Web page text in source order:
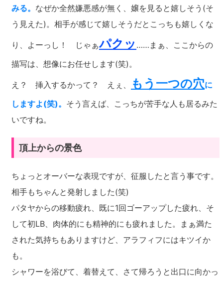
みる。 なぜか全然嫌悪感が無く、嬢を見ると嬉しそう(そ
う見えた)。相手が感じて嬉しそうだとこっちも嬉しくな
り、よーっし！ じゃぁパクッ ……まぁ、ここからの
描写は、想像にお任せします(笑)。
え？ 挿入するかって？ えぇ、 もう一つの穴に
しますよ(笑)。 そう言えば、こっちが苦手な人も居るみた
いですね。
頂上からの景色
ちょっとオーバーな表現ですが、征服したと言う事です。
相手もちゃんと発射しました(笑)
パタヤからの移動疲れ、既に1回ゴーアップした疲れ、そ
して初LB、肉体的にも精神的にも疲れました。まぁ満た
された気持ちもありますけど、アラフィフにはキツイか
も。
シャワーを浴びて、着替えて、さて帰ろうと出口に向かっ